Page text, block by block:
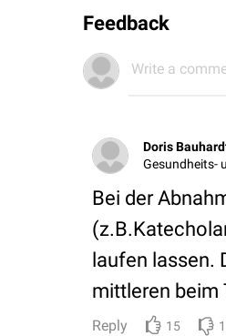
Feedback
Write a
Doris
Gesundheits-
Bei der
laufen lassen.
mittleren beim
Reply 15 1